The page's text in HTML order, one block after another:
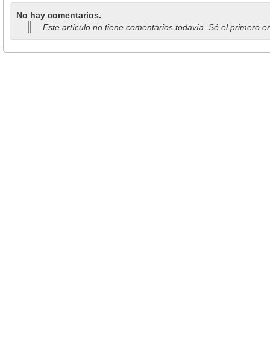
No hay comentarios.
Este artículo no tiene comentarios todavía. Sé el primero